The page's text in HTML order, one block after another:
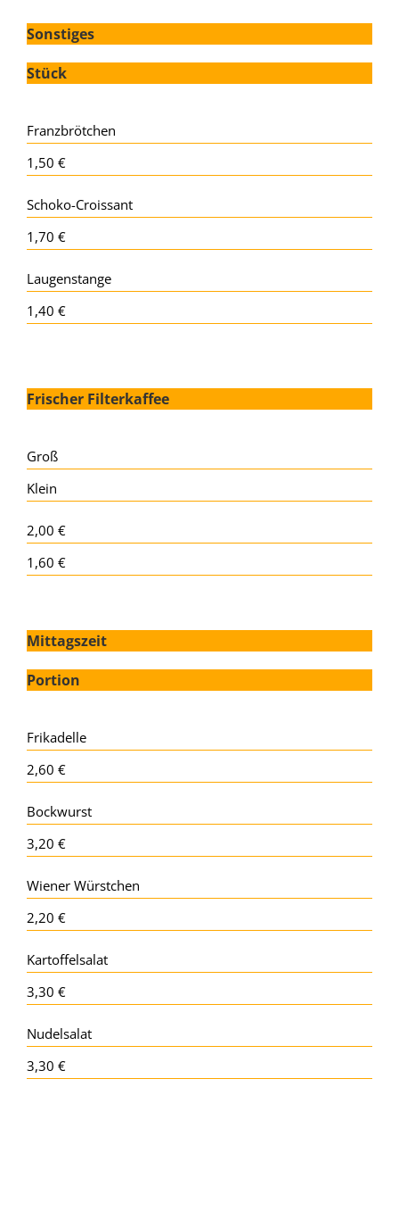
Sonstiges
Stück
Franzbrötchen
1,50 €
Schoko-Croissant
1,70 €
Laugenstange
1,40 €
Frischer Filterkaffee
Groß
Klein
2,00 €
1,60 €
Mittagszeit
Portion
Frikadelle
2,60 €
Bockwurst
3,20 €
Wiener Würstchen
2,20 €
Kartoffelsalat
3,30 €
Nudelsalat
3,30 €